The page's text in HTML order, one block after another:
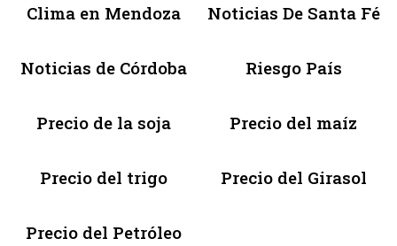
Clima en Mendoza Noticias De Santa Fé
Noticias de Córdoba Riesgo País
Precio de la soja Precio del maíz
Precio del trigo Precio del Girasol
Precio del Petróleo